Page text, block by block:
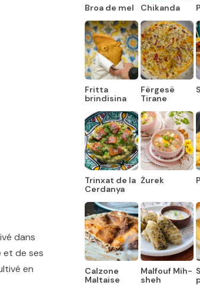
dans
et de ses
en
Broa de mel Chikanda
Fritta
brindisina
Fërgesë
Tirane
Trinxat de la
Cerdanya
Żurek
Calzone
Maltaise
Malfouf Mih-
sheh